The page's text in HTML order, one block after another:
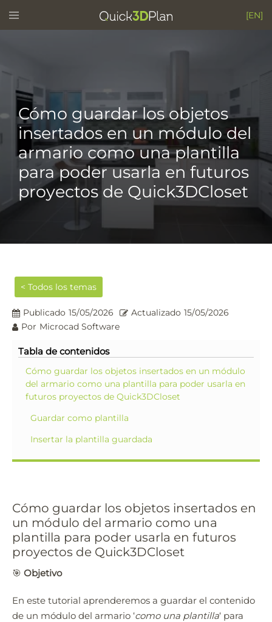
Toggle
menu [EN]
Cómo guardar los objetos
insertados en un módulo del
armario como una plantilla
para poder usarla en futuros
proyectos de Quick3DCloset
< Todos los temas
Publicado 15/05/2026 Actualizado 15/05/2026
Por Microcad Software
Tabla de contenidos
Cómo guardar los objetos insertados en un módulo
del armario como una plantilla para poder usarla en
futuros proyectos de Quick3DCloset
Guardar como plantilla
Insertar la plantilla guardada
Cómo guardar los objetos insertados en
un módulo del armario como una
plantilla para poder usarla en futuros
proyectos de Quick3DCloset
🎯 Objetivo
En este tutorial aprenderemos a guardar el contenido
de un módulo del armario ‘como una plantilla‘ para